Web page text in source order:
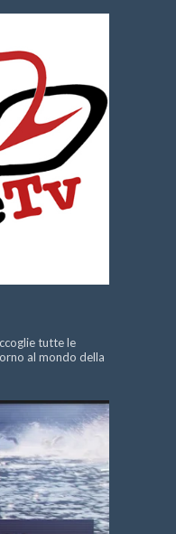
tutte le
al mondo della